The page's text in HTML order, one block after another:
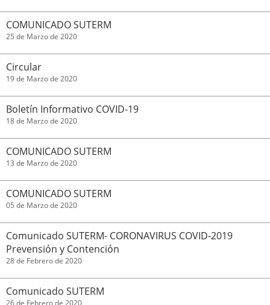
COMUNICADO SUTERM
25 de Marzo de 2020
Circular
19 de Marzo de 2020
Boletín Informativo COVID-19
18 de Marzo de 2020
COMUNICADO SUTERM
13 de Marzo de 2020
COMUNICADO SUTERM
05 de Marzo de 2020
Comunicado SUTERM- CORONAVIRUS COVID-2019
Prevensión y Contención
28 de Febrero de 2020
Comunicado SUTERM
26 de Febrero de 2020